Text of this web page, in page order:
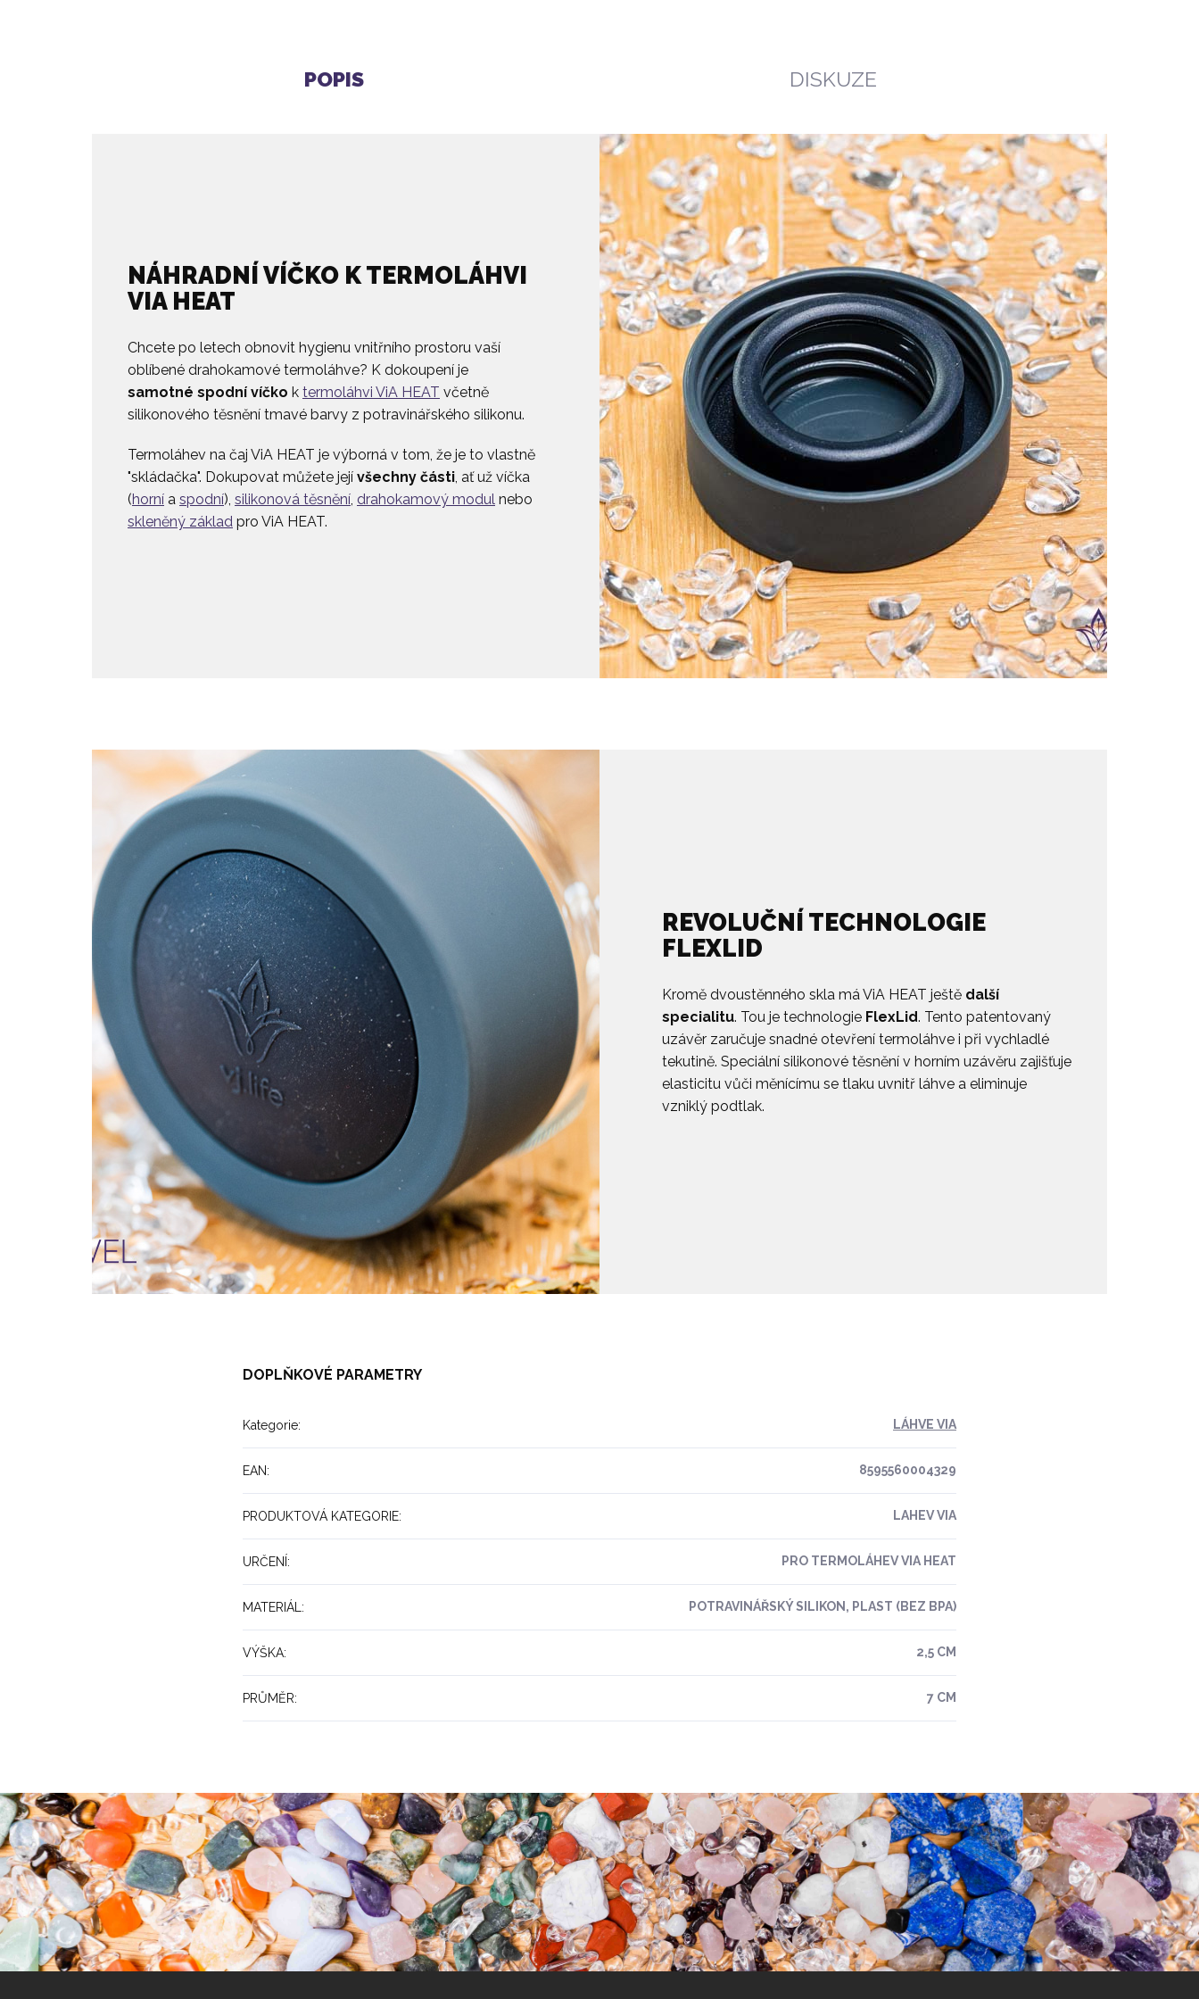
POPIS DISKUZE
NÁHRADNÍ VÍČKO K TERMOLÁHVI
VIA HEAT
Chcete po letech obnovit hygienu vnitřního prostoru vaší
oblíbené drahokamové termoláhve? K dokoupení je
samotné spodní víčko k termoláhvi ViA HEAT včetně
silikonového těsnění tmavé barvy z potravinářského silikonu.
Termoláhev na čaj ViA HEAT je výborná v tom, že je to vlastně
"skládačka". Dokupovat můžete její všechny části , ať už víčka
(horní a spodní), silikonová těsnění drahokamový modul nebo
skleněný základ pro ViA HEAT.
REVOLUČNÍ TECHNOLOGIE
FLEXLID
Kromě dvoustěnného skla má ViA HEAT ještě další
specialitu. Tou je technologie FlexLid. Tento patentovaný
uzávěr zaručuje snadné otevření termoláhve i při vychladlé
tekutině. Speciální silikonové těsnění v horním uzávěru zajišťuje
elasticitu vůči měnícímu se tlaku uvnitř láhve a eliminuje
vzniklý podtlak.
DOPLŇKOVÉ PARAMETRY
Kategorie: LÁHVE VIA
EAN: 8595560004329
PRODUKTOVÁ KATEGORIE: LAHEV VIA
URČENÍ : PRO TERMOLÁHEV VIA HEAT
MATERIÁL : POTRAVINÁŘSKÝ SILIKON, PLAST (BEZ BPA)
VÝŠKA: 2,5 CM
PRŮMĚR: 7 CM